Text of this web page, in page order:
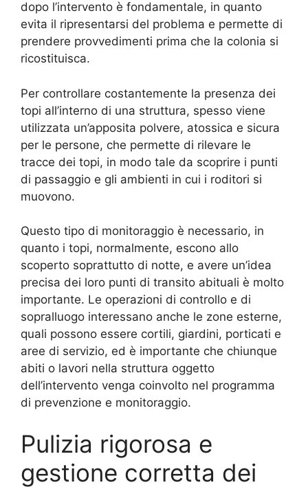
dopo l’intervento è fondamentale, in quanto
evita il ripresentarsi del problema e permette di
prendere provvedimenti prima che la colonia si
ricostituisca.
Per controllare costantemente la presenza dei
topi all’interno di una struttura, spesso viene
utilizzata un’apposita polvere, atossica e sicura
per le persone, che permette di rilevare le
tracce dei topi, in modo tale da scoprire i punti
di passaggio e gli ambienti in cui i roditori si
muovono.
Questo tipo di monitoraggio è necessario, in
quanto i topi, normalmente, escono allo
scoperto soprattutto di notte, e avere un’idea
precisa dei loro punti di transito abituali è molto
importante. Le operazioni di controllo e di
sopralluogo interessano anche le zone esterne,
quali possono essere cortili, giardini, porticati e
aree di servizio, ed è importante che chiunque
abiti o lavori nella struttura oggetto
dell’intervento venga coinvolto nel programma
di prevenzione e monitoraggio.
Pulizia rigorosa e
gestione corretta dei